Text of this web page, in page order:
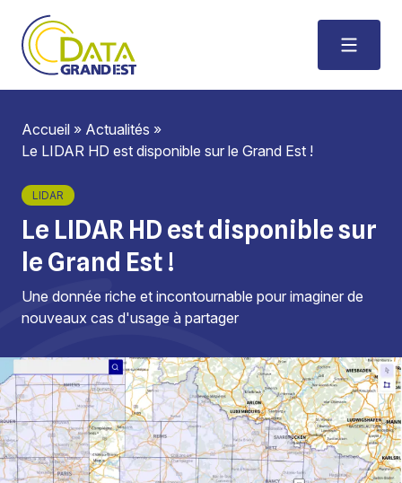
Accueil » Actualités »
Le LIDAR HD est disponible sur le Grand Est !
LIDAR
Le LIDAR HD est disponible sur
le Grand Est !
Une donnée riche et incontournable pour imaginer de
nouveaux cas d'usage à partager